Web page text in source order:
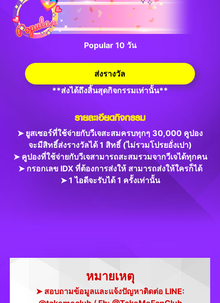
Popular 10 วัน
ส่งรางวัล
**ส่งได้ถึงสิ้นสุดกิจกรรมเท่านั้น**
รายละเอียดกิจกรรม
➤ ยูสเซอร์ที่ใช้จ่ายกับวีเจสะสมครบทุกๆ 30,000 คูปอง
จะมีสิทธิ์ส่งรางวัลได้ 1 สิทธิ์ (ไม่รวมโปรยอั่งเปา)
➤ คูปองที่ใช้จ่ายกับวีเจสามารถสะสมรวมจากวีเจได้ทุกคน
➤ กรอกเลข IDX ที่ต้องการส่งให้ สามารถส่งให้ใครก็ได้
➤ 1 ไอดีจะรับได้ 1 ครั้งเท่านั้น
หมายเหตุ
➤ สอบถามข้อมูลและแจ้งปัญหาติดต่อ LINE: